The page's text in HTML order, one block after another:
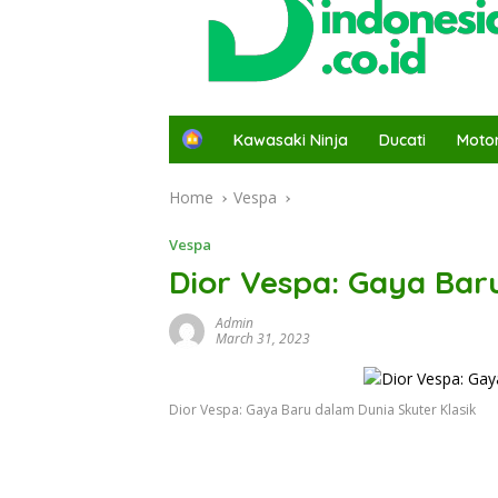
H
e
Kawasaki Ninja Ducati
Home Vespa
Vespa
Dior Vespa: Gaya
Admin
March 31, 2023
Dior Vespa: Gaya Baru dalam Dunia Skuter Klasik